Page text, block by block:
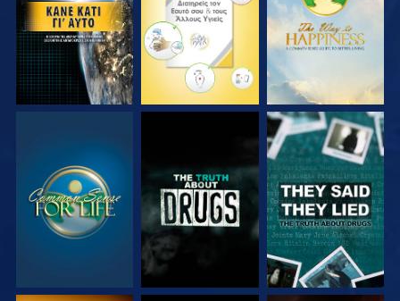
ΠΑΡΑΚΟΛΟΥΘΗΣΤΕ ΠΑΡΑΚΟΛΟΥΘΗΣΤΕ ΠΑΡΑΚΟΛΟΥΘΗΣΤΕ